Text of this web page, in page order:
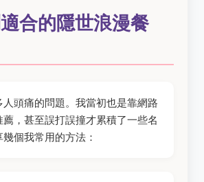
合的隱世浪漫餐
頭痛的問題。我當初也是靠網路
，甚至誤打誤撞才累積了一些名
個我常用的方法：